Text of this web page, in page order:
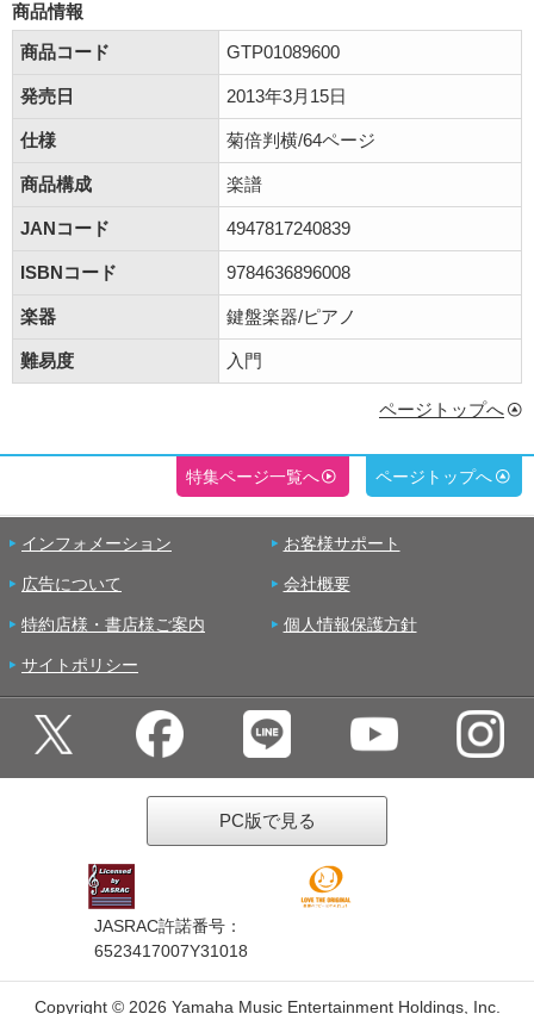
商品情報
商品コード
GTP01089600
発売日 2013年3月15日
仕様 菊倍判横/64ページ
商品構成 楽譜
JANコード 4947817240839
ISBNコード 9784636896008
楽器 鍵盤楽器/ピアノ
難易度 入門
ページトップへ
特集ページ一覧へ ページトップへ
インフォメーション お客様サポート
広告について 会社概要
特約店様・書店様ご案内 個人情報保護方針
サイトポリシー
PC版で見る
JASRAC許諾番号：
6523417007Y31018
Copyright © 2026 Yamaha Music Entertainment Holdings, Inc.